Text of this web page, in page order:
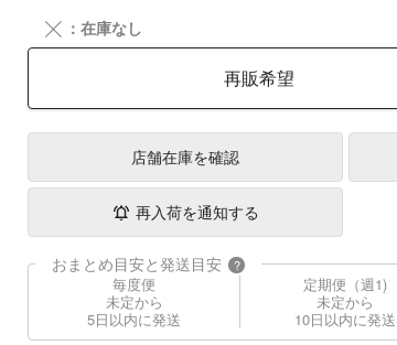
╳ ：在庫なし
再販希望
店舗在庫を確認
再入荷を通知する
おまとめ目安と発送目安 ?
毎度便
未定から
5日以内に発送
定期便（週1)
未定から
10日以内に発送